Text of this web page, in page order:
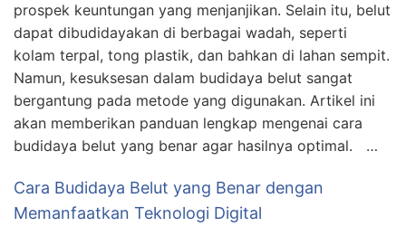
prospek keuntungan yang menjanjikan. Selain itu, belut
dapat dibudidayakan di berbagai wadah, seperti
kolam terpal, tong plastik, dan bahkan di lahan sempit.
Namun, kesuksesan dalam budidaya belut sangat
bergantung pada metode yang digunakan. Artikel ini
akan memberikan panduan lengkap mengenai cara
budidaya belut yang benar agar hasilnya optimal. …
Cara Budidaya Belut yang Benar dengan
Memanfaatkan Teknologi Digital